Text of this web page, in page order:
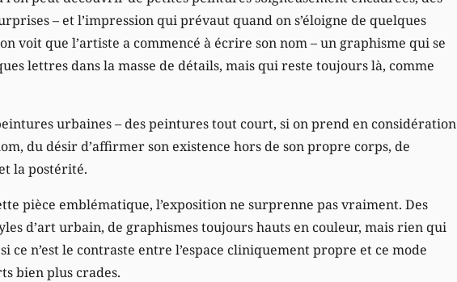
– et l’impression qui prévaut quand on s’éloigne de quelques
voit que l’artiste a commencé à écrire son nom – un graphisme qui se
lettres dans la masse de détails, mais qui reste toujours là, comme
urbaines – des peintures tout court, si on prend en considération
du désir d’affirmer son existence hors de son propre corps, de
la postérité.
pièce emblématique, l’exposition ne surprenne pas vraiment. Des
d’art urbain, de graphismes toujours hauts en couleur, mais rien qui
n’est le contraste entre l’espace cliniquement propre et ce mode
bien plus crades.